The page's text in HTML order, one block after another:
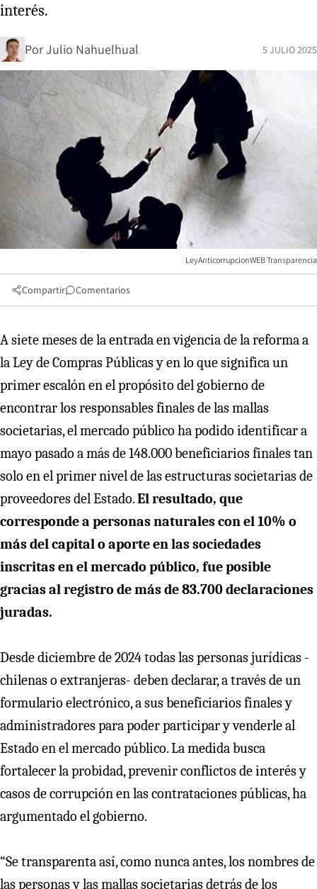
interés.
PorJulio Nahuelhual 5 JULIO 2025
LeyAnticorrupcionWEB Transparencia
Compartir Comentarios
A siete meses de la entrada en vigencia de la reforma a
la Ley de Compras Públicas y en lo que significa un
primer escalón en el propósito del gobierno de
encontrar los responsables finales de las mallas
societarias, el mercado público ha podido identificar a
mayo pasado a más de 148.000 beneficiarios finales tan
solo en el primer nivel de las estructuras societarias de
proveedores del Estado.El resultado, que
corresponde a personas naturales con el 10% o
más del capital o aporte en las sociedades
inscritas en el mercado público, fue posible
gracias al registro de más de 83.700 declaraciones
juradas.
Desde diciembre de 2024 todas las personas jurídicas -
chilenas o extranjeras- deben declarar, a través de un
formulario electrónico, a sus beneficiarios finales y
administradores para poder participar y venderle al
Estado en el mercado público. La medida busca
fortalecer la probidad, prevenir conflictos de interés y
casos de corrupción en las contrataciones públicas, ha
argumentado el gobierno.
“Se transparenta así, como nunca antes, los nombres de
las personas y las mallas societarias detrás de los